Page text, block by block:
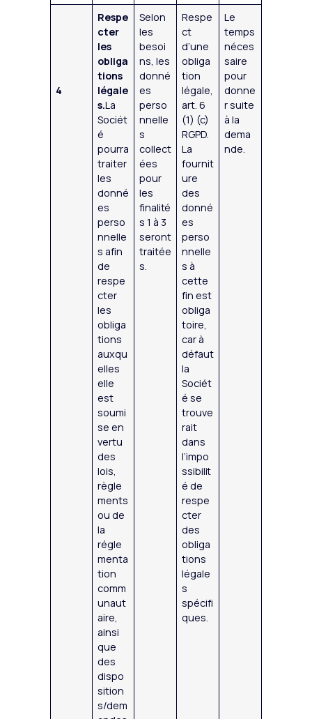
4
Respe
cter
les
obliga
tions
légale
s.La
Sociét
é
pourra
traiter
les
donné
es
perso
nnelle
s afin
de
respe
cter
les
obliga
tions
auxqu
elles
elle
est
soumi
se en
vertu
des
lois,
règle
ments
ou de
la
régle
menta
tion
comm
unaut
aire,
ainsi
que
des
dispo
sition
s/dem
Selon
les
besoi
ns, les
donné
es
perso
nnelle
s
collect
ées
pour
les
finalité
s 1 à 3
seront
traitée
s.
Respe
ct
d’une
obliga
tion
légale,
art. 6
(1) (c)
RGPD.
La
fournit
ure
des
donné
es
perso
nnelle
s à
cette
fin est
obliga
toire,
car à
défaut
la
Sociét
é se
trouve
rait
dans
l’impo
ssibilit
é de
respe
cter
des
obliga
tions
légale
s
spécifi
ques.
Le
temps
néces
saire
pour
donne
r suite
à la
dema
nde.